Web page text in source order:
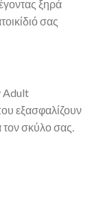
ξηρά
σας
Adult
εξασφαλίζουν
τον σκύλο σας.